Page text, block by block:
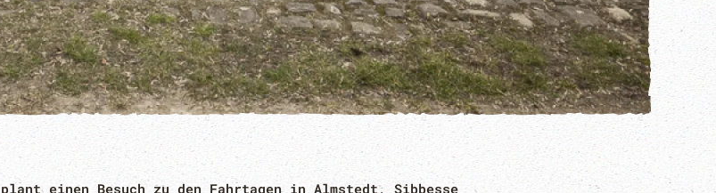
einen Besuch zu den Fahrtagen in Almstedt, Sibbesse